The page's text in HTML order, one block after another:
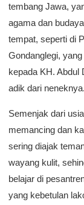
tembang Jawa,
agama dan
tempat, seperti di
Gondanglegi,
kepada KH. Abdul
adik dari neneknya.
Semenjak dari
memancing dan
sering diajak
wayang kulit,
belajar di
yang kebetulan